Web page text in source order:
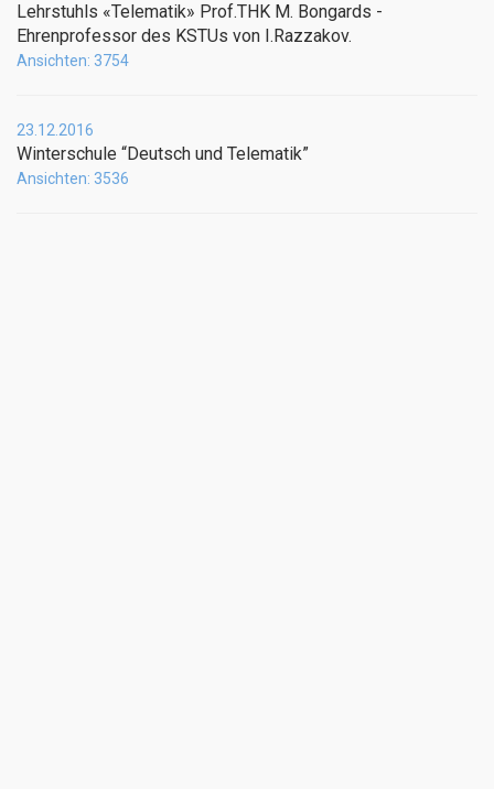
Lehrstuhls «Telematik» Prof.THK M. Bongards -
Ehrenprofessor des KSTUs von I.Razzakov.
Ansichten: 3754
23.12.2016
Winterschule “Deutsch und Telematik”
Ansichten: 3536